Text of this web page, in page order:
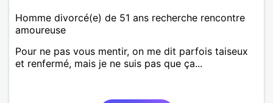
Homme divorcé(e) de 51 ans recherche rencontre
amoureuse
Pour ne pas vous mentir, on me dit parfois taiseux
et renfermé, mais je ne suis pas que ça...